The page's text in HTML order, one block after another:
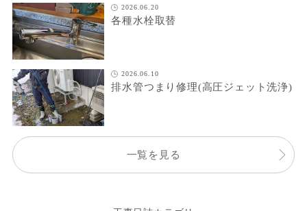
2026.06.20
各種水栓取替
2026.06.10
排水管つまり修理(高圧ジェット洗浄)
一覧を見る